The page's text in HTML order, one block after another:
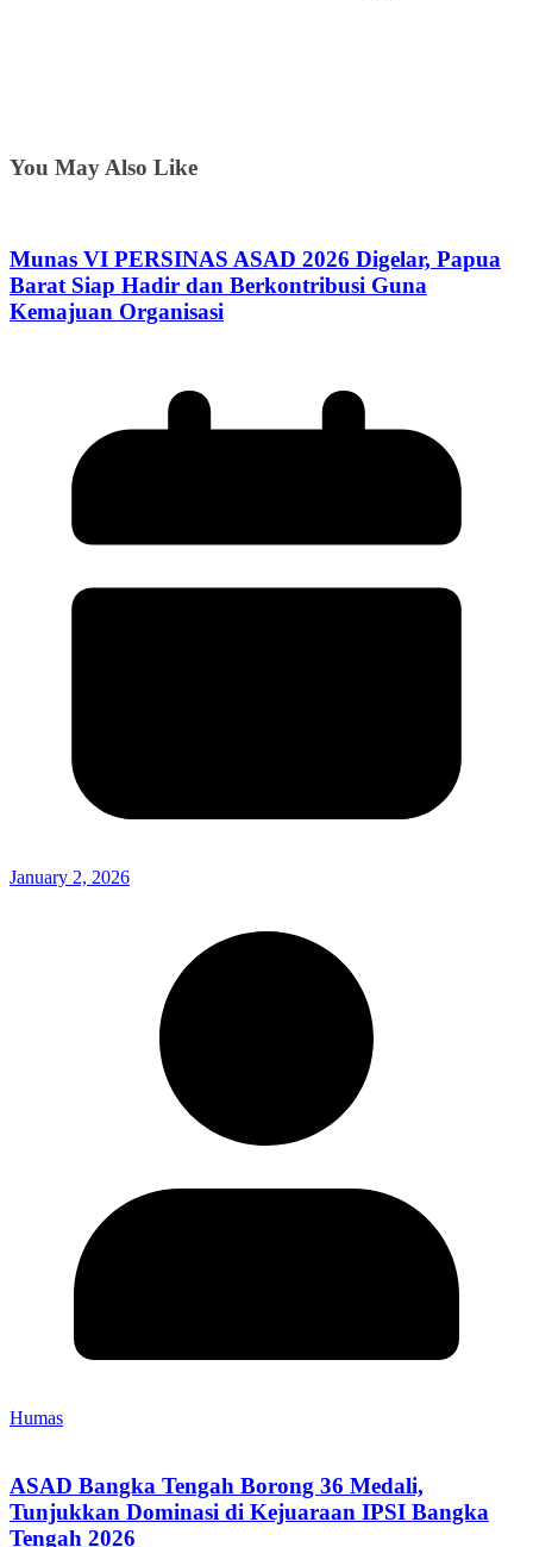
You May Also Like
Munas VI PERSINAS ASAD 2026 Digelar, Papua
Barat Siap Hadir dan Berkontribusi Guna
Kemajuan Organisasi
January 2, 2026
Humas
ASAD Bangka Tengah Borong 36 Medali,
Tunjukkan Dominasi di Kejuaraan IPSI Bangka
Tengah 2026